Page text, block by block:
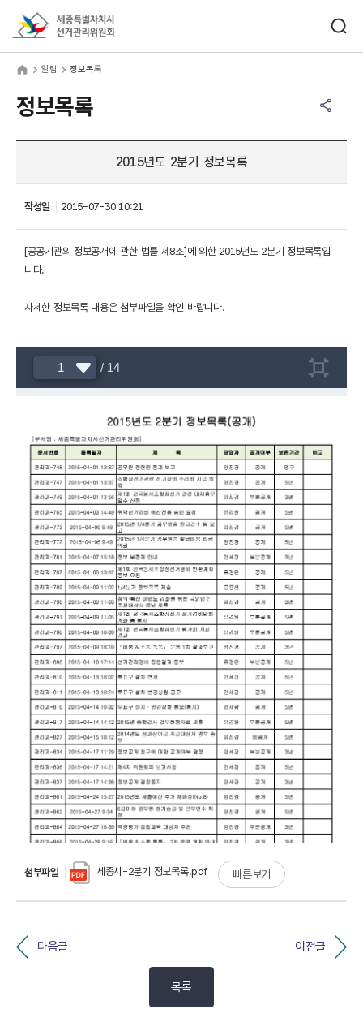
알림 정보목록
정보목록
2015년도 2분기 정보목록
작성일 2015-07-30 10:21
[공공기관의 정보공개에 관한 법률 제8조]에 의한 2015년도 2분기 정보목록입
니다.
자세한 정보목록 내용은 첨부파일을 확인 바랍니다.
첨부파일 세종시-2분기 정보목록.pdf 빠른보기
다음글 이전글
목록